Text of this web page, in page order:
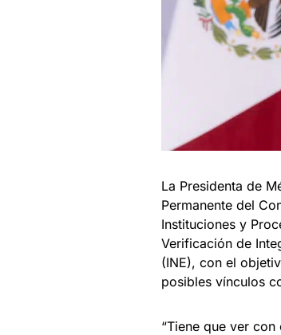
La Presidenta de
Permanente del
Instituciones y
Verificación de
(INE), con el
posibles vínculos
“Tiene que ver